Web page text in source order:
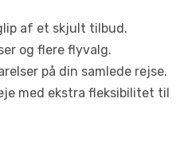
af et skjult tilbud.
og flere flyvalg.
på din samlede rejse.
med ekstra fleksibilitet til